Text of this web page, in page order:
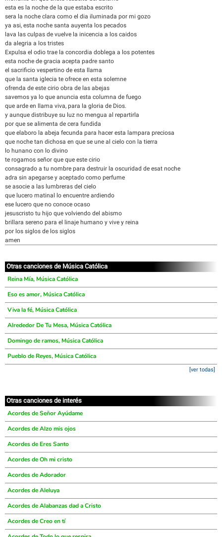
esta es la noche de la que estaba escrito
sera la noche clara como el dia iluminada por mi gozo
ya asi, esta noche santa auyenta los pecados
lava las culpas de vuelve la inicencia a los caidos
da alegria a los tristes
Expulsa el odio trae la concordia doblega a los potentes
esta noche de gracia acepta padre santo
el sacrificio vespertino de esta llama
que la santa iglecia te ofrece en esta solemne
ofrenda de este cirio obra de las abejas
savemos ya lo que anuncia esta columna de fuego
que arde en llama viva, para la gloria de Dios.
y aunque distribuye su luz no mengua al repartirla
por que se alimenta de cera fundida
que elaboro la abeja fecunda para hacer esta lampara preciosa
que noche tan dichosa en que se une al cielo con la tierra
lo hunano con lo divino
te rogamos señor que que este cirio
consagrado a tu nombre para destruir la oscuridad de esat noche
adra sin apegarse y aceptado como perfume
se asocie a las lumbreras del cielo
que lucero matinal lo encuentre ardiendo
ese lucero que no conoce ocaso
jesuscristo tu hijo que volviendo del abismo
brillara sereno para el linaje humano y vive y reina
por los siglos de los siglos
amen
Otras canciones de Música Católica
Reina Mía, Música Católica
Eso es amor, Música Católica
Viva la fé, Música Católica
Alrededor De Tu Mesa, Música Católica
Domingo de ramos, Música Católica
Pueblo de Reyes, Música Católica
[ver todas]
Otras canciones de interés
Acordes de Señor Ayúdame
Acordes de Alzo mis ojos
Acordes de Eres Santo
Acordes de Oh mi cristo
Acordes de Adorador
Acordes de Aleluya
Acordes de Alabanzas dad a Cristo
Acordes de Creo en tí